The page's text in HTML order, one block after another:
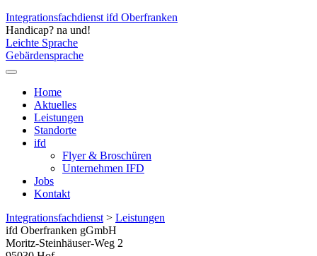
Integrationsfachdienst ifd Oberfranken
Handicap? na und!
Leichte Sprache
Gebärdensprache
Home
Aktuelles
Leistungen
Standorte
ifd
Flyer & Broschüren
Unternehmen IFD
Jobs
Kontakt
Integrationsfachdienst > Leistungen
ifd Oberfranken gGmbH
Moritz-Steinhäuser-Weg 2